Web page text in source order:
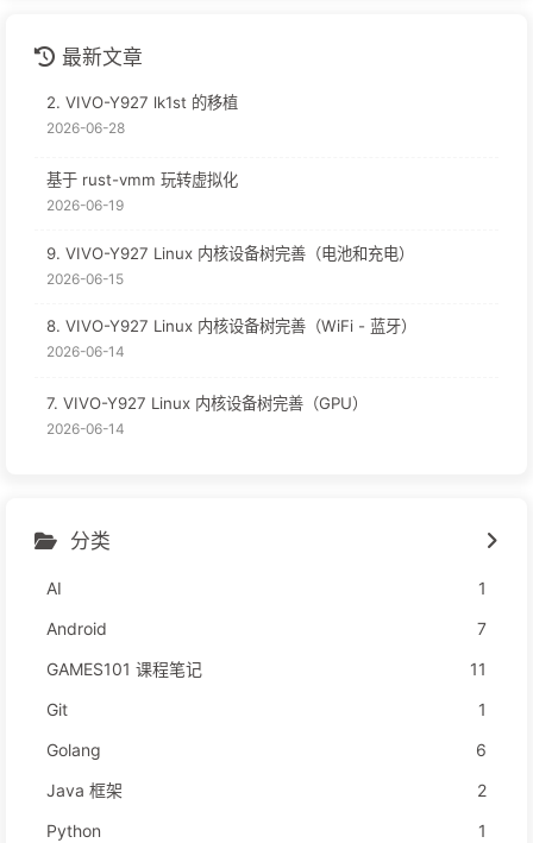
最新文章
2. VIVO-Y927 lk1st 的移植
2026-06-28
基于 rust-vmm 玩转虚拟化
2026-06-19
9. VIVO-Y927 Linux 内核设备树完善（电池和充电）
2026-06-15
8. VIVO-Y927 Linux 内核设备树完善（WiFi - 蓝牙）
2026-06-14
7. VIVO-Y927 Linux 内核设备树完善（GPU）
2026-06-14
分类
AI
1
Android
7
GAMES101 课程笔记
11
Git
1
Golang
6
Java 框架
2
Python
1